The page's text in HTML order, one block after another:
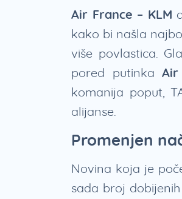
Air France – KLM
kako bi našla
više povlastica.
pored putinka
komanija poput,
alijanse.
Promenjen
Novina koja je
sada broj